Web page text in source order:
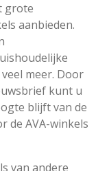
grote
aanbieden.
meer. Door
kunt u
blijft van de
de AVA-winkels
van andere